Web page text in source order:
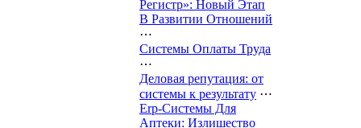
Регистр»: Новый Этап
В Развитии Отношений
⋯
Системы Оплаты Труда
⋯
Деловая репутация: от
системы к результату ⋯
Erp-Системы Для
Аптеки: Излишество